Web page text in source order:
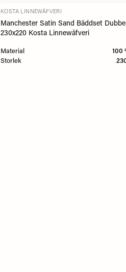
KOSTA LINNEWÄFVERI
Manchester Satin Sand Bäddset
230x220 Kosta Linnewäfveri
Material
100
Storlek